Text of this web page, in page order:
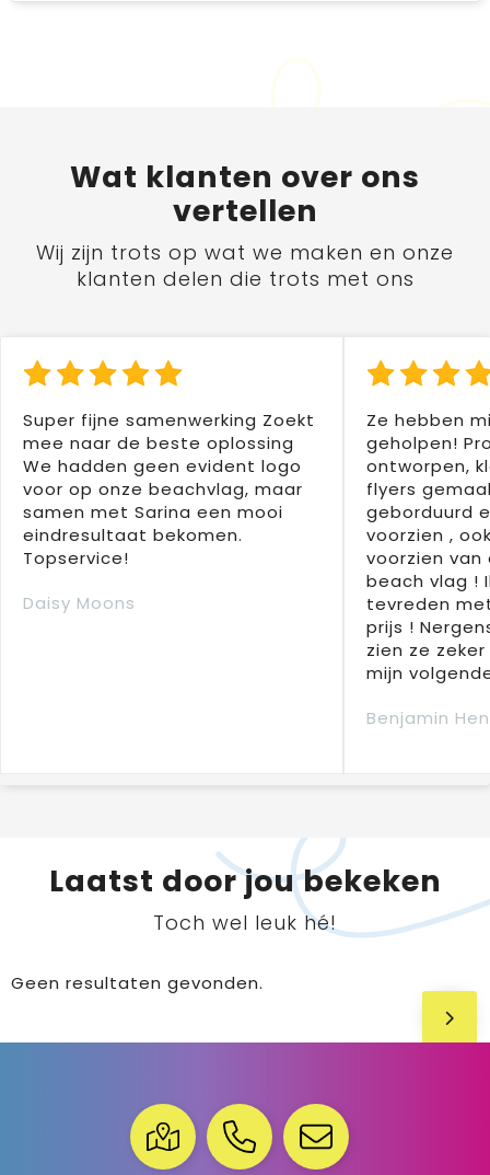
Wat klanten over ons
vertellen
Wij zijn trots op wat we maken en onze
klanten delen die trots met ons
Super fijne samenwerking Zoekt
mee naar de beste oplossing
We hadden geen evident logo
voor op onze beachvlag, maar
samen met Sarina een mooi
eindresultaat bekomen.
Topservice!
Daisy Moons
Ze hebben
geholpen!
ontworpen,
flyers
geborduurd
voorzien ,
voorzien
beach vlag !
tevreden
prijs !
zien ze
mijn
Benjamin
Laatst door jou bekeken
Toch wel leuk hé!
Geen resultaten gevonden.